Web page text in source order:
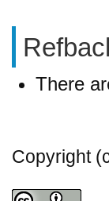
There
Copyright